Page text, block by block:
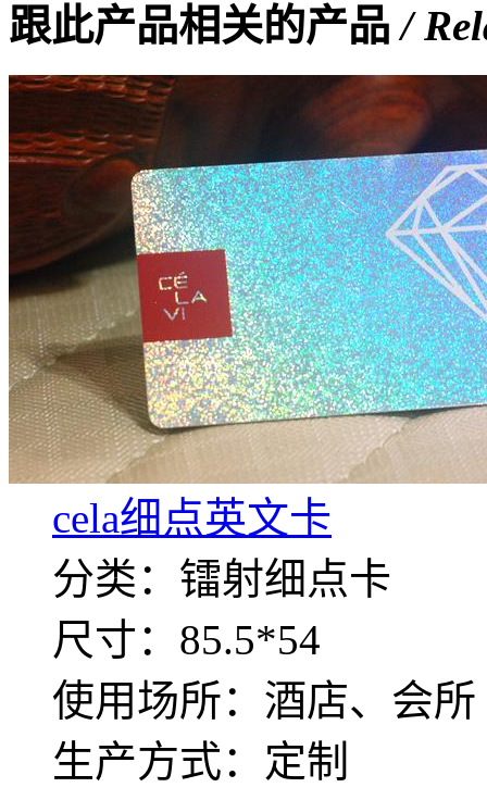
跟此产品相关的产品/
cela细点英文卡
分类：镭射细点卡
尺寸：85.5*54
使用场所：酒店、会所
生产方式：定制